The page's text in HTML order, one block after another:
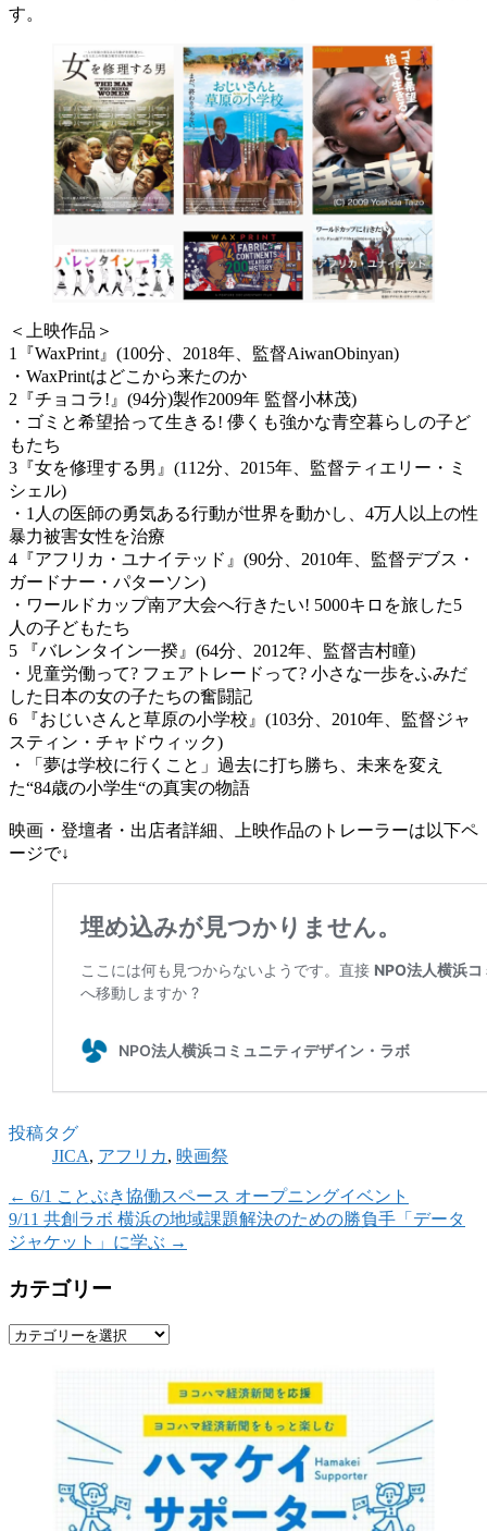
す。
＜上映作品＞
1『WaxPrint』(100分、2018年、監督AiwanObinyan)
・WaxPrintはどこから来たのか
2『チョコラ!』(94分)製作2009年 監督小林茂)
・ゴミと希望拾って生きる! 儚くも強かな青空暮らしの子ど
もたち
3『女を修理する男』(112分、2015年、監督ティエリー・ミ
シェル)
・1人の医師の勇気ある行動が世界を動かし、4万人以上の性
暴力被害女性を治療
4『アフリカ・ユナイテッド』(90分、2010年、監督デブス・
ガードナー・パターソン)
・ワールドカップ南ア大会へ行きたい! 5000キロを旅した5
人の子どもたち
5 『バレンタイン一揆』(64分、2012年、監督吉村瞳)
・児童労働って? フェアトレードって? 小さな一歩をふみだ
した日本の女の子たちの奮闘記
6 『おじいさんと草原の小学校』(103分、2010年、監督ジャ
スティン・チャドウィック)
・「夢は学校に行くこと」過去に打ち勝ち、未来を変え
た“84歳の小学生“の真実の物語
映画・登壇者・出店者詳細、上映作品のトレーラーは以下ペ
ージで↓
投稿タグ
JICA, アフリカ, 映画祭
← 6/1 ことぶき協働スペース オープニングイベント
9/11 共創ラボ 横浜の地域課題解決のための勝負手「データ
ジャケット」に学ぶ →
カテゴリー
カ